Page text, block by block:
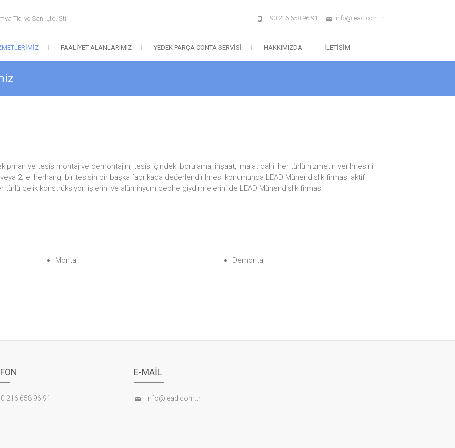
Tic. ve San. Ltd. Şti. +90 216 658 96 91 info@lead.com.tr
FAALIYET ALANLARIMIZ YEDEK PARÇA CONTA SERVISI HAKKIMIZDA İLETIŞIM
ve tesis montaj ve demontajını, tesis içindeki borulama, inşaat, imalat dahil her türlü hizmetin verilmesini
veya 2. el herhangi bir tesisin bir başka fabrikada değerlendirilmesi konumunda LEAD Mühendislik firması aktif
türlü çelik konstrüksiyon işlerini ve alüminyum cephe giydirmelerini de LEAD Mühendislik firması
Montaj Demontaj
216 658 96 91
E-MAIL
info@lead.com.tr